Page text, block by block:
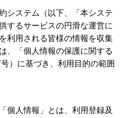
システム（以下、「本システ
するサービスの円滑な運営に
利用される皆様の情報を収集
、「個人情報の保護に関する
）に基づき、利用目的の範囲
個人情報」とは、利用登録及